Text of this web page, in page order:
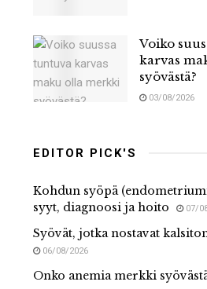
Voiko
karvas
syövästä?
03/08/2026
EDITOR PICK'S
Kohdun syöpä
syyt, diagnoosi ja hoito
07/
Syövät, jotka nostavat
06/08/2026
Onko anemia merkki